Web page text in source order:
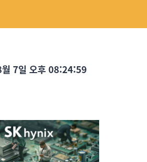
7일 오후 08:25:00